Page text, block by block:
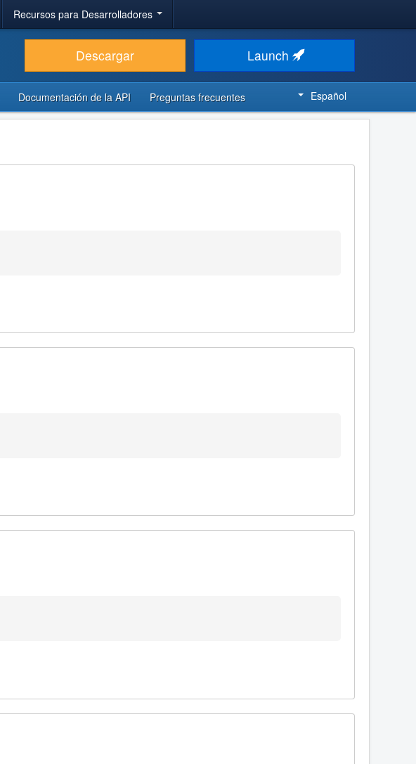
Recursos para Desarrolladores
Descargar Launch
Documentación de la API Preguntas frecuentes Español